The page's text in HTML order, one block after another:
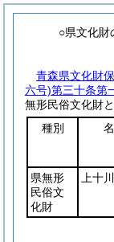
○県文化財
青森県文化財
六号)第三十条第
無形民俗文化財
種別
県無形
民俗文
化財
上十